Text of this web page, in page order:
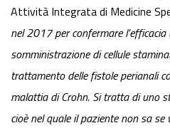
Attività Integrata di Medicine
nel 2017 per confermare
somministrazione di cellule
trattamento delle fistole perianali
malattia di Crohn. Si tratta di uno
cioè nel quale il paziente non sa